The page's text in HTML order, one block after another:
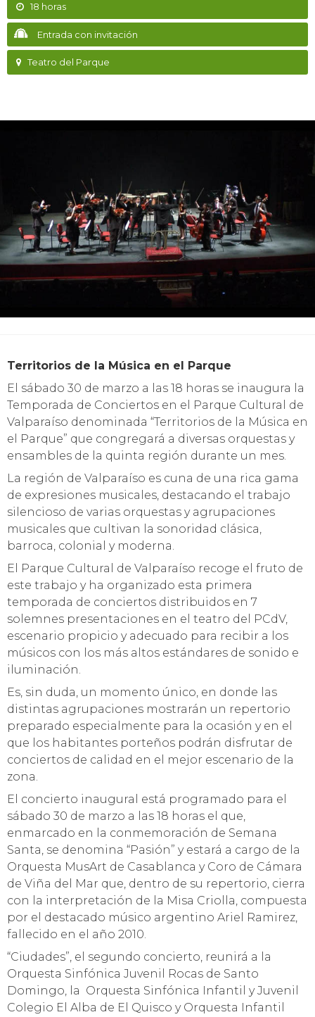
18 horas
Entrada con invitación
Teatro del Parque
Territorios de la Música en el Parque
El sábado 30 de marzo a las 18 horas se inaugura la
Temporada de Conciertos en el Parque Cultural de
Valparaíso denominada “Territorios de la Música en
el Parque” que congregará a diversas orquestas y
ensambles de la quinta región durante un mes.
La región de Valparaíso es cuna de una rica gama
de expresiones musicales, destacando el trabajo
silencioso de varias orquestas y agrupaciones
musicales que cultivan la sonoridad clásica,
barroca, colonial y moderna.
El Parque Cultural de Valparaíso recoge el fruto de
este trabajo y ha organizado esta primera
temporada de conciertos distribuidos en 7
solemnes presentaciones en el teatro del PCdV,
escenario propicio y adecuado para recibir a los
músicos con los más altos estándares de sonido e
iluminación.
Es, sin duda, un momento único, en donde las
distintas agrupaciones mostrarán un repertorio
preparado especialmente para la ocasión y en el
que los habitantes porteños podrán disfrutar de
conciertos de calidad en el mejor escenario de la
zona.
El concierto inaugural está programado para el
sábado 30 de marzo a las 18 horas el que,
enmarcado en la conmemoración de Semana
Santa, se denomina “Pasión” y estará a cargo de la
Orquesta MusArt de Casablanca y Coro de Cámara
de Viña del Mar que, dentro de su repertorio, cierra
con la interpretación de la Misa Criolla, compuesta
por el destacado músico argentino Ariel Ramirez,
fallecido en el año 2010.
“Ciudades”, el segundo concierto, reunirá a la
Orquesta Sinfónica Juvenil Rocas de Santo
Domingo, la Orquesta Sinfónica Infantil y Juvenil
Colegio El Alba de El Quisco y Orquesta Infantil